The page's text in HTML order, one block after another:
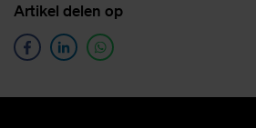
Ar­ti­kel de­len op